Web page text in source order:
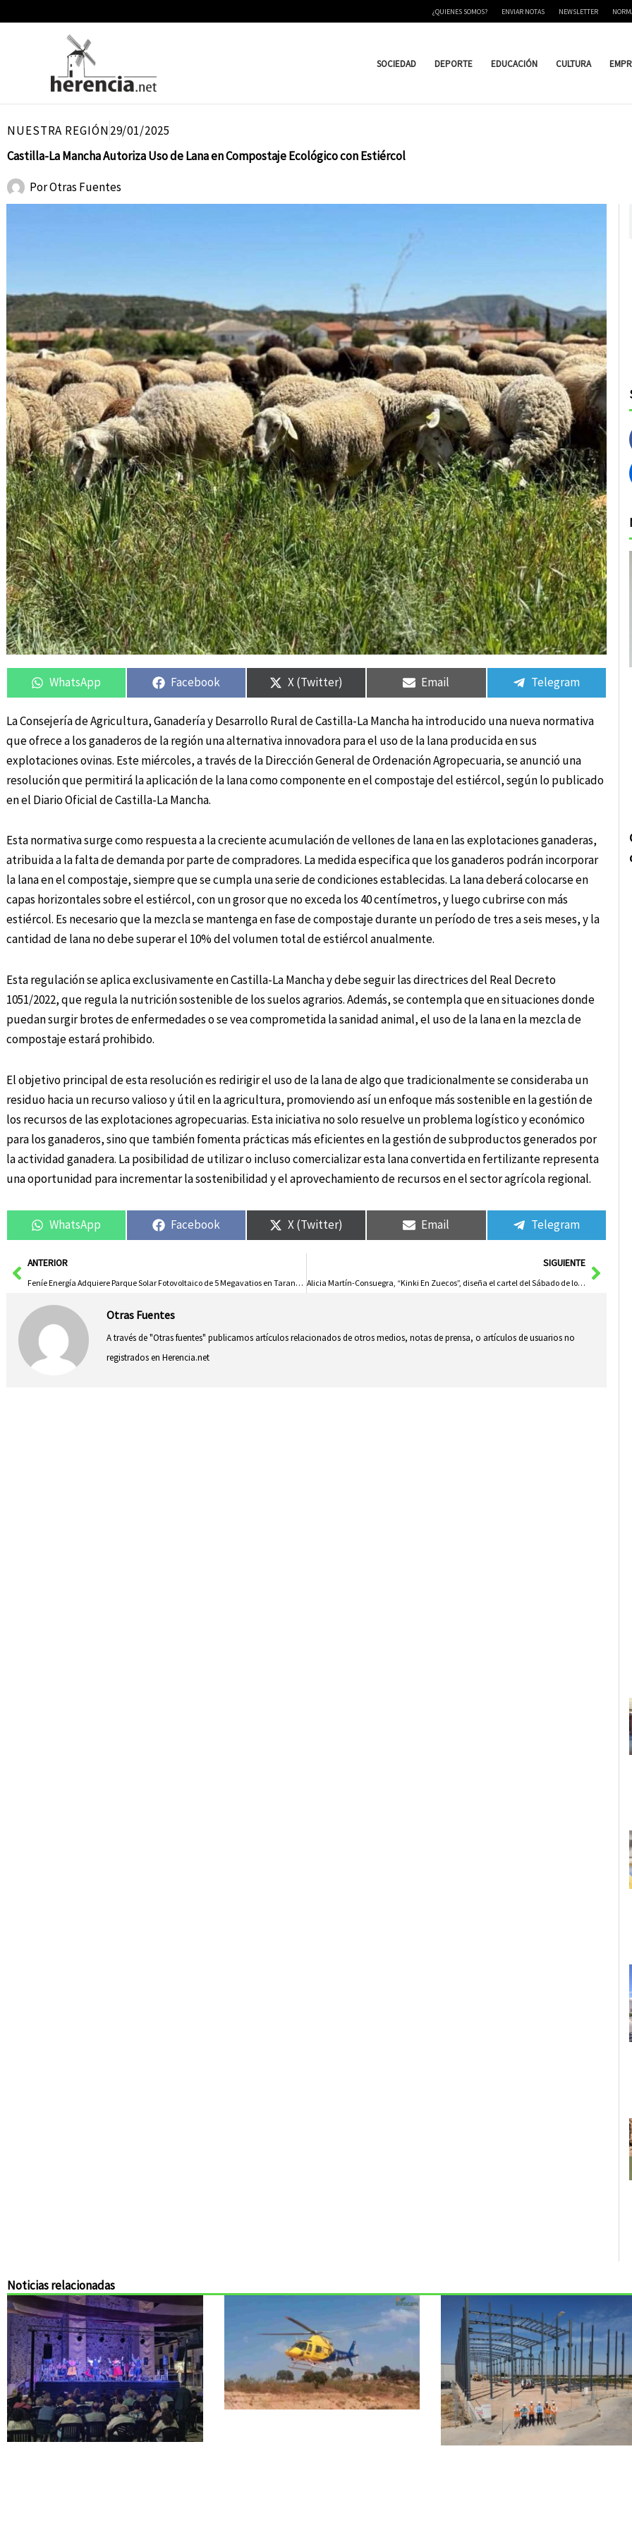
¿QUIENES SOMOS? ENVIAR NOTAS NEWSLETTER
SOCIEDAD DEPORTE EDUCACIÓN CULTURA
NUESTRA REGIÓN29/01/2025
Castilla-La Mancha Autoriza Uso de Lana en Compostaje Ecológico con Estiércol
PorOtras Fuentes
Compartir
en
WhatsApp
Compartir
en
Facebook
Compartir
en
X (Twitter)
Compartir
en
Email
Compartir
en
Telegram
La Consejería de Agricultura, Ganadería y Desarrollo Rural de Castilla-La Mancha ha introducido una nueva normativa
que ofrece a los ganaderos de la región una alternativa innovadora para el uso de la lana producida en sus
explotaciones ovinas. Este miércoles, a través de la Dirección General de Ordenación Agropecuaria, se anunció una
resolución que permitirá la aplicación de la lana como componente en el compostaje del estiércol, según lo publicado
en el Diario Oficial de Castilla-La Mancha.
Esta normativa surge como respuesta a la creciente acumulación de vellones de lana en las explotaciones ganaderas,
atribuida a la falta de demanda por parte de compradores. La medida especifica que los ganaderos podrán incorporar
la lana en el compostaje, siempre que se cumpla una serie de condiciones establecidas. La lana deberá colocarse en
capas horizontales sobre el estiércol, con un grosor que no exceda los 40 centímetros, y luego cubrirse con más
estiércol. Es necesario que la mezcla se mantenga en fase de compostaje durante un período de tres a seis meses, y la
cantidad de lana no debe superar el 10% del volumen total de estiércol anualmente.
Esta regulación se aplica exclusivamente en Castilla-La Mancha y debe seguir las directrices del Real Decreto
1051/2022, que regula la nutrición sostenible de los suelos agrarios. Además, se contempla que en situaciones donde
puedan surgir brotes de enfermedades o se vea comprometida la sanidad animal, el uso de la lana en la mezcla de
compostaje estará prohibido.
El objetivo principal de esta resolución es redirigir el uso de la lana de algo que tradicionalmente se consideraba un
residuo hacia un recurso valioso y útil en la agricultura, promoviendo así un enfoque más sostenible en la gestión de
los recursos de las explotaciones agropecuarias. Esta iniciativa no solo resuelve un problema logístico y económico
para los ganaderos, sino que también fomenta prácticas más eficientes en la gestión de subproductos generados por
la actividad ganadera. La posibilidad de utilizar o incluso comercializar esta lana convertida en fertilizante representa
una oportunidad para incrementar la sostenibilidad y el aprovechamiento de recursos en el sector agrícola regional.
Compartir
en
WhatsApp
Compartir
en
Facebook
Compartir
en
X (Twitter)
Compartir
en
Email
Compartir
en
Telegram
AntANTERIOR
Feníe Energía Adquiere Parque Solar Fotovoltaico de 5 Megavatios en Tarancón para Impulsar Energías Renovables en la Región
SIGUIENTE
Alicia Martín-Consuegra, “Kinki En Zuecos”, diseña el cartel del Sábado de los Ansiosos del Carnaval de Herencia 2025
Otras Fuentes
A través de "Otras fuentes" publicamos artículos relacionados de otros medios, notas de prensa, o artículos de usuarios no
registrados en Herencia.net
Noticias relacionadas